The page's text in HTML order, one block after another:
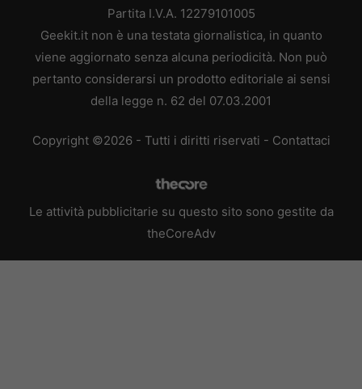
Partita I.V.A. 12279101005
Geekit.it non è una testata giornalistica, in quanto
viene aggiornato senza alcuna periodicità. Non può
pertanto considerarsi un prodotto editoriale ai sensi
della legge n. 62 del 07.03.2001
Copyright ©2026 - Tutti i diritti riservati - Contattaci
Le attività pubblicitarie su questo sito sono gestite da
theCoreAdv